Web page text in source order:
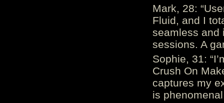
Mark, 28:
Fluid, and I
seamless and
sessions. A
Sophie, 31:
Crush On
captures my
is